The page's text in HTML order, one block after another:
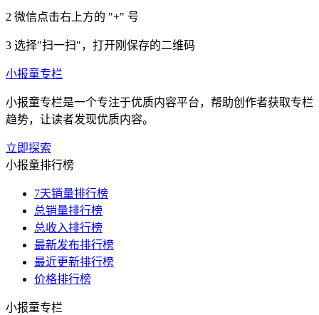
2 微信点击右上方的 "+" 号
3 选择"扫一扫"，打开刚保存的二维码
小报童专栏
小报童专栏是一个专注于优质内容平台，帮助创作者获取专栏
趋势，让读者发现优质内容。
立即探索
小报童排行榜
7天销量排行榜
总销量排行榜
总收入排行榜
最新发布排行榜
最近更新排行榜
价格排行榜
小报童专栏